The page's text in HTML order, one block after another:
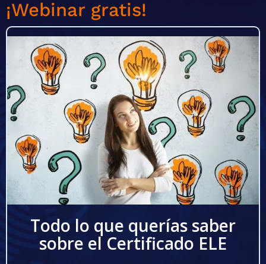
¡Webinar gratis!
Todo lo que querías saber
sobre el Certificado ELE